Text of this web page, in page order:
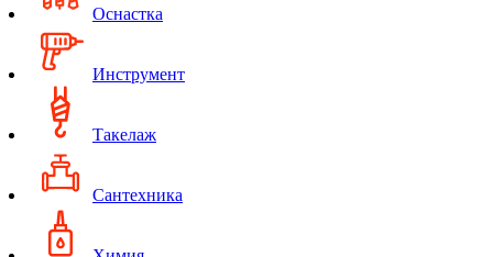
Оснастка
Инструмент
Такелаж
Сантехника